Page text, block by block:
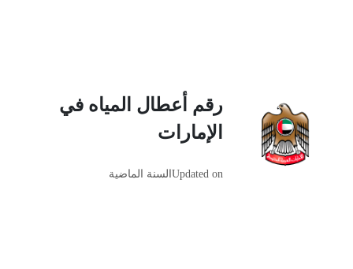
رقم أعطال المياه في
الإمارات
Updated on السنة الماضية